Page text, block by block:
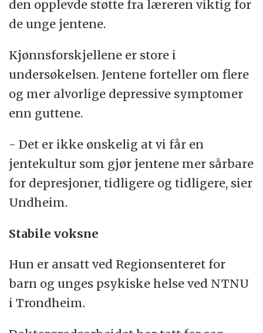
den opplevde støtte fra læreren viktig for
de unge jentene.
Kjønnsforskjellene er store i
undersøkelsen. Jentene forteller om flere
og mer alvorlige depressive symptomer
enn guttene.
- Det er ikke ønskelig at vi får en
jentekultur som gjør jentene mer sårbare
for depresjoner, tidligere og tidligere, sier
Undheim.
Stabile voksne
Hun er ansatt ved Regionsenteret for
barn og unges psykiske helse ved NTNU
i Trondheim.